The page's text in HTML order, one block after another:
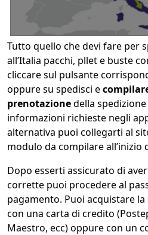
Tutto quello che devi fare per
all’Italia pacchi, pllet e buste
cliccare sul pulsante
oppure su spedisci e
prenotazionedella
informazioni richieste negli
alternativa puoi collegarti al
modulo da compilare all’inizio
Dopo esserti assicurato di
corrette puoi procedere al
pagamento. Puoi acquistare
con una carta di credito
Maestro, ecc) oppure con un